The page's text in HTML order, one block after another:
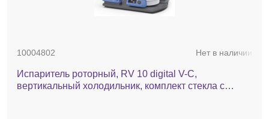
10004802 Нет в наличии
Испаритель роторный, RV 10 digital V-C,
вертикальный холодильник, комплект стекла с